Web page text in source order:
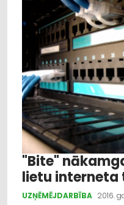
"Bite"
lietu interneta
UZŅĒMĒJDARBĪBA 2016.